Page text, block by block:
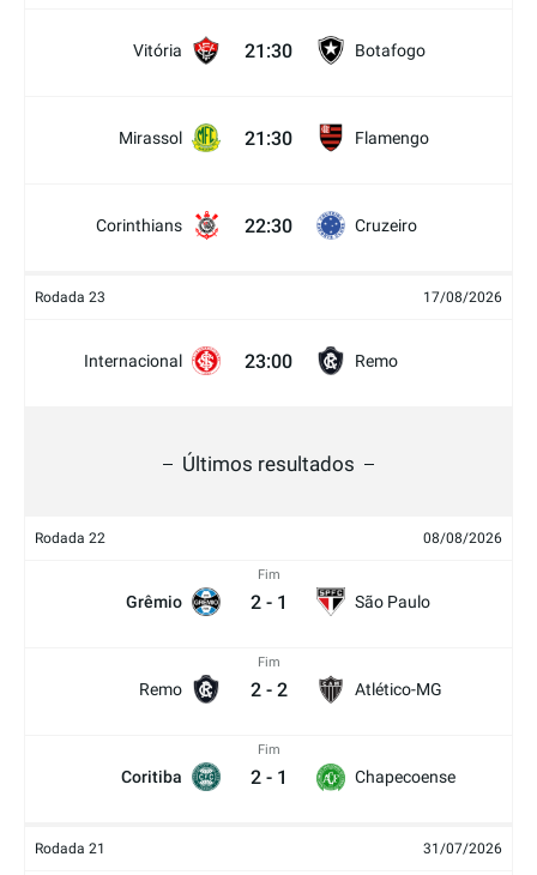
Vitória 21:30 Botafogo
Mirassol 21:30 Flamengo
Corinthians 22:30 Cruzeiro
Rodada 23 17/08/2026
Internacional 23:00 Remo
Últimos resultados
Rodada 22 08/08/2026
Grêmio
Fim
2 - 1 São Paulo
Remo
Fim
2 - 2 Atlético-MG
Coritiba
Fim
2 - 1 Chapecoense
Rodada 21 31/07/2026